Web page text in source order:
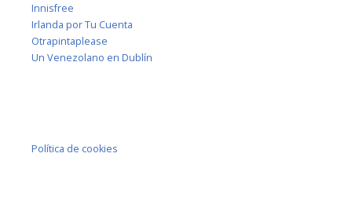
Innisfree
Irlanda por Tu Cuenta
Otrapintaplease
Un Venezolano en Dublín
Política de cookies